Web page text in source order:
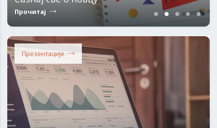
Прочитај
Презентације